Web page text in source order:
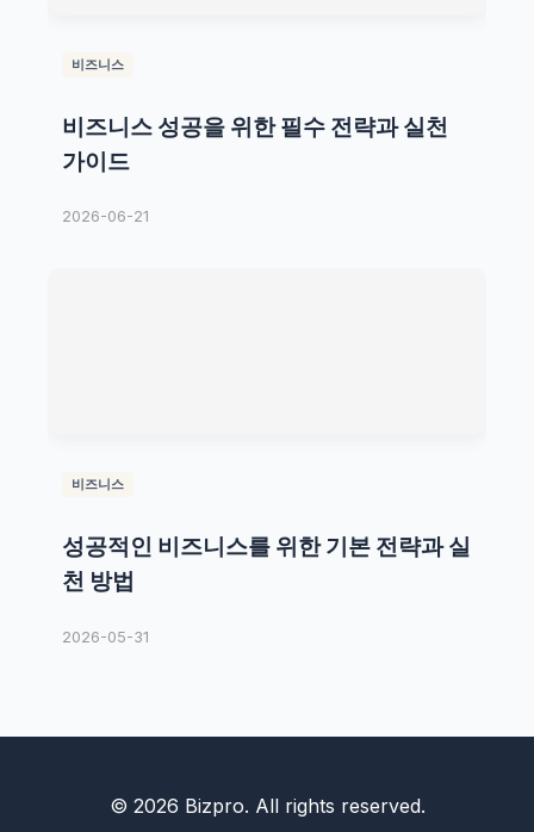
비즈니스
비즈니스 성공을 위한 필수 전략과 실천
가이드
2026-06-21
비즈니스
성공적인 비즈니스를 위한 기본 전략과 실
천 방법
2026-05-31
© 2026 Bizpro. All rights reserved.